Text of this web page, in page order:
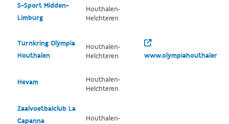
S-Sport Midden-
Limburg
Houthalen-
Helchteren
Turnkring Olympia
Houthalen
Houthalen-
Helchteren
Hevam
Houthalen-
Helchteren
Zaalvoetbalclub La
Capanna
Houthalen-